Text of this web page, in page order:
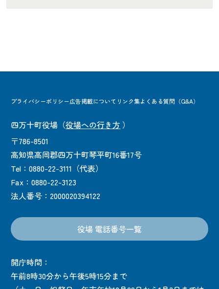
プライバシーポリシー広告掲載について リンク集よくある質問（Q&A）
四万十町役場 （役場への行き方 ）
〒786-8501
高知県高岡郡四万十町琴平町16番17号
Tel：0880-22-3111（代表）
Fax：0880-22-3123
法人番号：2000020394122
役場 電話番号一覧
開庁時間：
午前8時30分から午後5時15分まで